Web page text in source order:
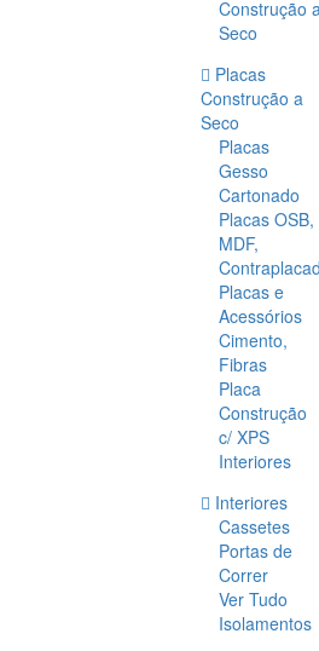
Construção
Seco
Placas
Construção a
Seco
Placas
Gesso
Cartonado
Placas OSB,
MDF,
Placas e
Acessórios
Cimento,
Fibras
Placa
Construção
c/ XPS
Interiores
Interiores
Cassetes
Portas de
Correr
Ver Tudo
Isolamentos